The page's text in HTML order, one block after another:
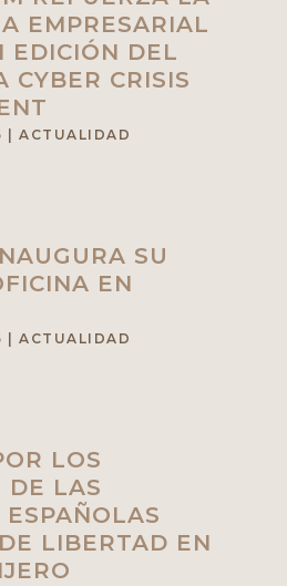
EMPRESARIAL
EDICIÓN DEL
CYBER CRISIS
|ACTUALIDAD
SU
EN
|ACTUALIDAD
LOS
DE LAS
ESPAÑOLAS
LIBERTAD EN